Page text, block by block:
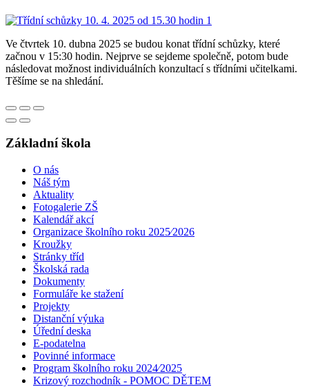
Ve čtvrtek 10. dubna 2025 se budou konat třídní schůzky, které
začnou v 15:30 hodin. Nejprve se sejdeme společně, potom bude
následovat možnost individuálních konzultací s třídními učitelkami.
Těšíme se na shledání.
Základní škola
O nás
Náš tým
Aktuality
Fotogalerie ZŠ
Kalendář akcí
Organizace školního roku 2025⁄2026
Kroužky
Stránky tříd
Školská rada
Dokumenty
Formuláře ke stažení
Projekty
Distanční výuka
Úřední deska
E-podatelna
Povinné informace
Program školního roku 2024⁄2025
Krizový rozchodník - POMOC DĚTEM